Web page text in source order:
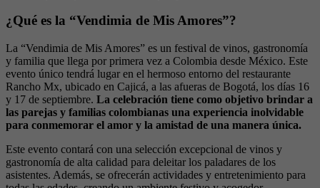
¿Qué es la “Vendimia de Mis Amores”?
La “Vendimia de Mis Amores” es un festival de vinos, gastronomía
y familia que llega por primera vez a Colombia desde México. Este
evento único tendrá lugar en el hermoso entorno del restaurante
Rancho Mx, ubicado en Cajicá, a las afueras de Bogotá, los días 16
y 17 de septiembre. La celebración tiene como objetivo brindar a
las parejas y familias colombianas una experiencia inolvidable
para conmemorar el amor y la amistad de una manera única.
Este evento contará con una selección excepcional de vinos y
gastronomía de alta calidad para deleitar los paladares de los
asistentes. Además, se ofrecerán actividades y entretenimiento para